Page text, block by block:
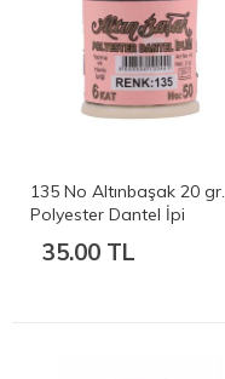
135 No Altınbaşak 20 gr.
Polyester Dantel İpi
35.00 TL